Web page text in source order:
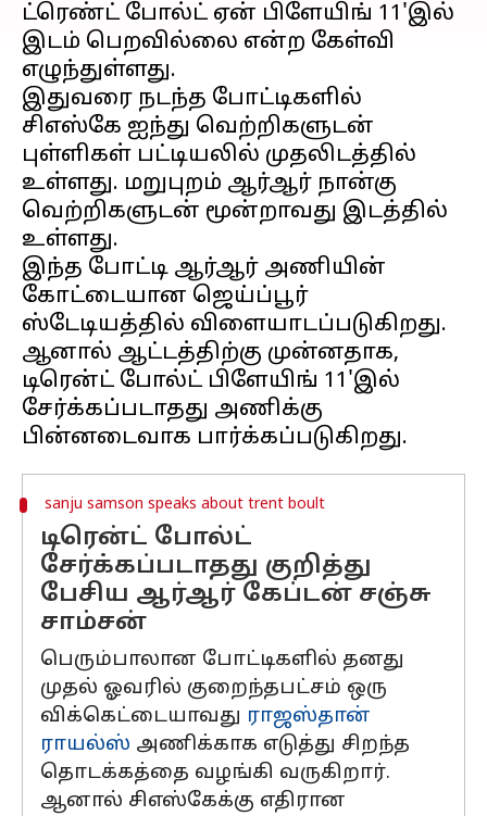
ட்ரெண்ட் போல்ட் ஏன் பிளேயிங் 11'இல்
இடம் பெறவில்லை என்ற கேள்வி
எழுந்துள்ளது.
இதுவரை நடந்த போட்டிகளில்
சிஎஸ்கே ஐந்து வெற்றிகளுடன்
புள்ளிகள் பட்டியலில் முதலிடத்தில்
உள்ளது. மறுபுறம் ஆர்ஆர் நான்கு
வெற்றிகளுடன் மூன்றாவது இடத்தில்
உள்ளது.
இந்த போட்டி ஆர்ஆர் அணியின்
கோட்டையான ஜெய்ப்பூர்
ஸ்டேடியத்தில் விளையாடப்படுகிறது.
ஆனால் ஆட்டத்திற்கு முன்னதாக,
டிரென்ட் போல்ட் பிளேயிங் 11'இல்
சேர்க்கப்படாதது அணிக்கு
sanju samson speaks about trent boult
டிரென்ட் போல்ட்
சேர்க்கப்படாதது குறித்து
பேசிய ஆர்ஆர் கேப்டன் சஞ்சு
சாம்சன்
பெரும்பாலான போட்டிகளில் தனது
முதல் ஓவரில் குறைந்தபட்சம் ஒரு
விக்கெட்டையாவது ராஜஸ்தான்
ராயல்ஸ் அணிக்காக எடுத்து சிறந்த
தொடக்கத்தை வழங்கி வருகிறார்.
ஆனால் சிஎஸ்கேக்கு எதிரான